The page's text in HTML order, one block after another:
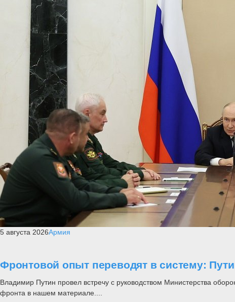
5 августа 2026Армия
Фронтовой опыт переводят в систему:
Владимир Путин провел встречу с руководством Министерства
фронта в нашем материале....